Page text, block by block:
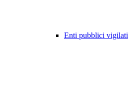
Enti pubblici vigilati